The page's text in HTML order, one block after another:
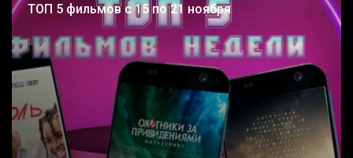
ТОП 5 фильмов с 15 по 21 ноября